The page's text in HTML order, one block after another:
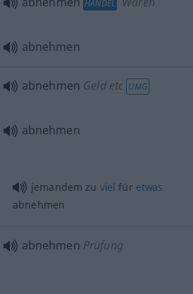
HANDEL
abnehmen
abnehmen Geld etc UMG
abnehmen
jemandem zu viel für etwas
abnehmen
abnehmen Prüfung